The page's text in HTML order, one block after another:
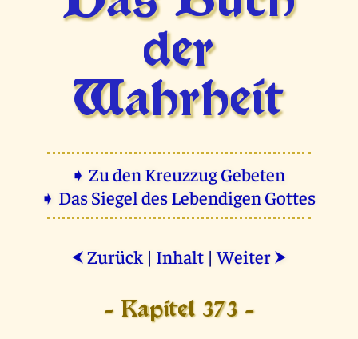
der
Wahrheit
➧ Zu den Kreuzzug Gebeten
➧ Das Siegel des Lebendigen Gottes
⮜ Zurück | Inhalt |Weiter ⮞
- Kapitel 373 -